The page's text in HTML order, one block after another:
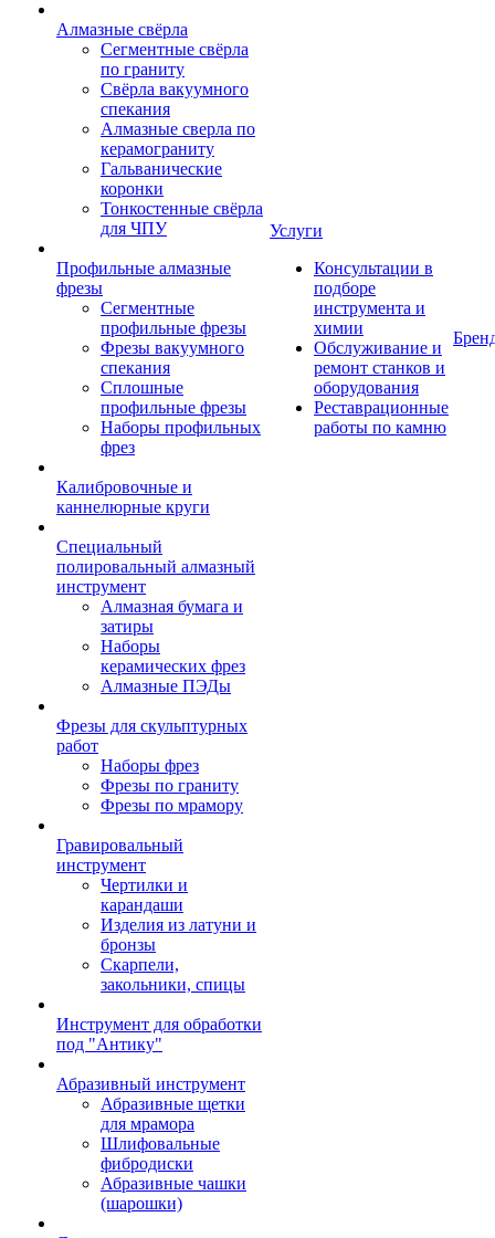
Алмазные свёрла
Сегментные свёрла
по граниту
Свёрла вакуумного
спекания
Алмазные сверла по
керамограниту
Гальванические
коронки
Тонкостенные свёрла
для ЧПУ
Профильные алмазные
фрезы
Сегментные
профильные фрезы
Фрезы вакуумного
спекания
Сплошные
профильные фрезы
Наборы профильных
фрез
Калибровочные и
каннелюрные круги
Специальный
полировальный алмазный
инструмент
Алмазная бумага и
затиры
Наборы
керамических фрез
Алмазные ПЭДы
Фрезы для скульптурных
работ
Наборы фрез
Фрезы по граниту
Фрезы по мрамору
Гравировальный
инструмент
Чертилки и
карандаши
Изделия из латуни и
бронзы
Скарпели,
закольники, спицы
Инструмент для обработки
под "Антику"
Абразивный инструмент
Абразивные щетки
для мрамора
Шлифовальные
фибродиски
Абразивные чашки
(шарошки)
Услуги
Консультации в
подборе
инструмента и
химии
Обслуживание и
ремонт станков и
оборудования
Реставрационные
работы по камню